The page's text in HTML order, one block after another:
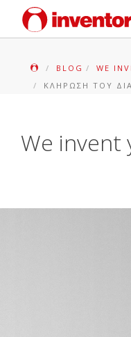
BLOG
WE
ΚΛΉΡΩΣΗ ΤΟΥ
We invent